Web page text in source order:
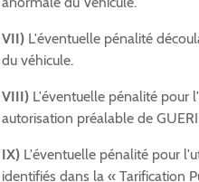
VII) L'éventuelle pénalité
du véhicule.
VIII) L'éventuelle pénalité pour
autorisation préalable de
IX) L'éventuelle pénalité pour
identifiés dans la « Tarification